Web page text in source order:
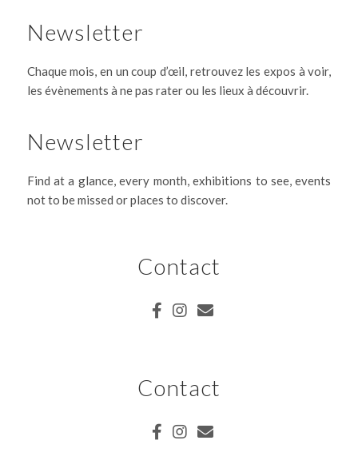
Newsletter
Chaque mois, en un coup d’œil, retrouvez les expos à voir,
les évènements à ne pas rater ou les lieux à découvrir.
Newsletter
Find at a glance, every month, exhibitions to see, events
not to be missed or places to discover.
Contact
Contact